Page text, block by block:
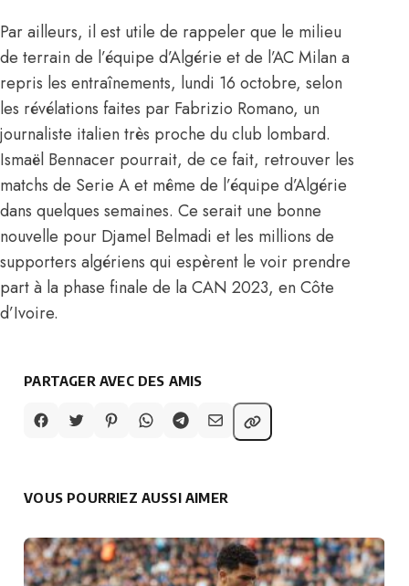
Par ailleurs, il est utile de rappeler que le milieu
de terrain de l’équipe d’Algérie et de l’AC Milan a
repris les entraînements, lundi 16 octobre, selon
les révélations faites par Fabrizio Romano, un
journaliste italien très proche du club lombard.
Ismaël Bennacer pourrait, de ce fait, retrouver les
matchs de Serie A et même de l’équipe d’Algérie
dans quelques semaines. Ce serait une bonne
nouvelle pour Djamel Belmadi et les millions de
supporters algériens qui espèrent le voir prendre
part à la phase finale de la CAN 2023, en Côte
d’Ivoire.
PARTAGER AVEC DES AMIS
VOUS POURRIEZ AUSSI AIMER